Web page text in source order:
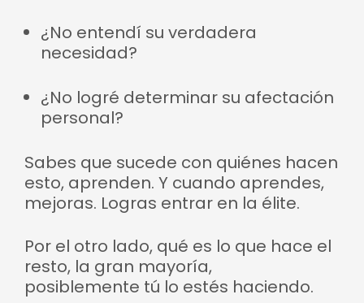
¿No entendí su verdadera
necesidad?
¿No logré determinar su afectación
personal?
Sabes que sucede con quiénes hacen
esto, aprenden. Y cuando aprendes,
mejoras. Logras entrar en la élite.
Por el otro lado, qué es lo que hace el
resto, la gran mayoría,
posiblemente tú lo estés haciendo.